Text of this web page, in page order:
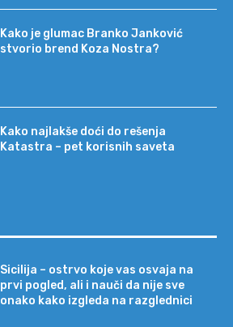
Kako je glumac Branko Janković
stvorio brend Koza Nostra?
Kako najlakše doći do rešenja
Katastra – pet korisnih saveta
Sicilija – ostrvo koje vas osvaja na
prvi pogled, ali i nauči da nije sve
onako kako izgleda na razglednici